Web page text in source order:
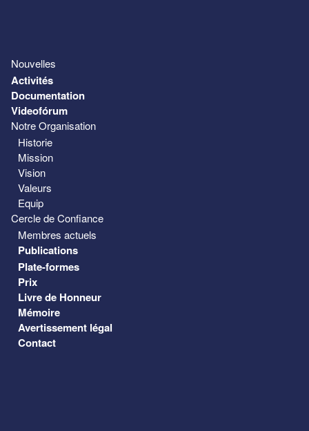
Nouvelles
Activités
Documentation
Videofórum
Notre Organisation
Historie
Mission
Vision
Valeurs
Equip
Cercle de Confiance
Membres actuels
Publications
Plate-formes
Prix
Livre de Honneur
Mémoire
Avertissement légal
Contact